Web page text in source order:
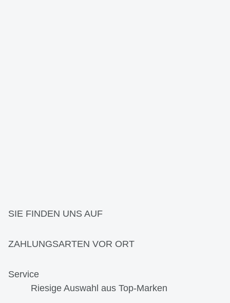
SIE FINDEN UNS AUF
ZAHLUNGSARTEN VOR ORT
Service
Riesige Auswahl aus Top-Marken